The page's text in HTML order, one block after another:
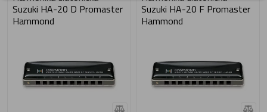
Suzuki HA-20 D Promaster
Hammond
Suzuki HA-20 F Promaster
Hammond